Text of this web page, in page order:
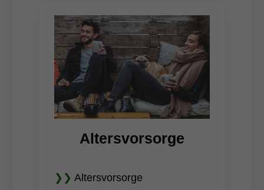
Altersvorsorge
❯❯ Altersvorsorge